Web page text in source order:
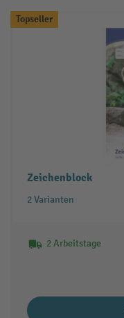
Topseller
Zeichenblock
2 Varianten
2 Arbeitstage